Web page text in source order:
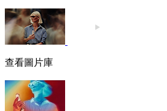
查看圖片庫